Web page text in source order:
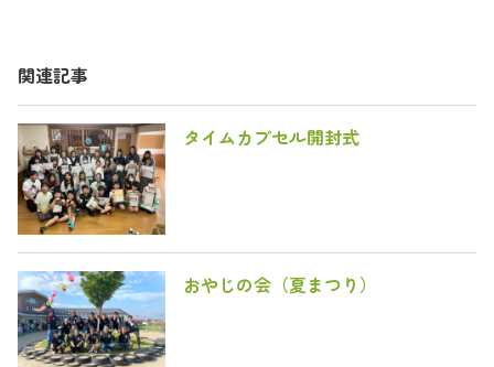
関連記事
タイムカプセル開封式
おやじの会（夏まつり）